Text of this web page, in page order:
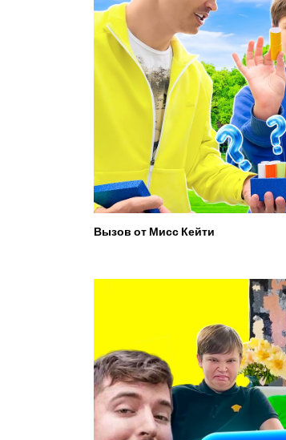
Вызов от Мисс Кейти